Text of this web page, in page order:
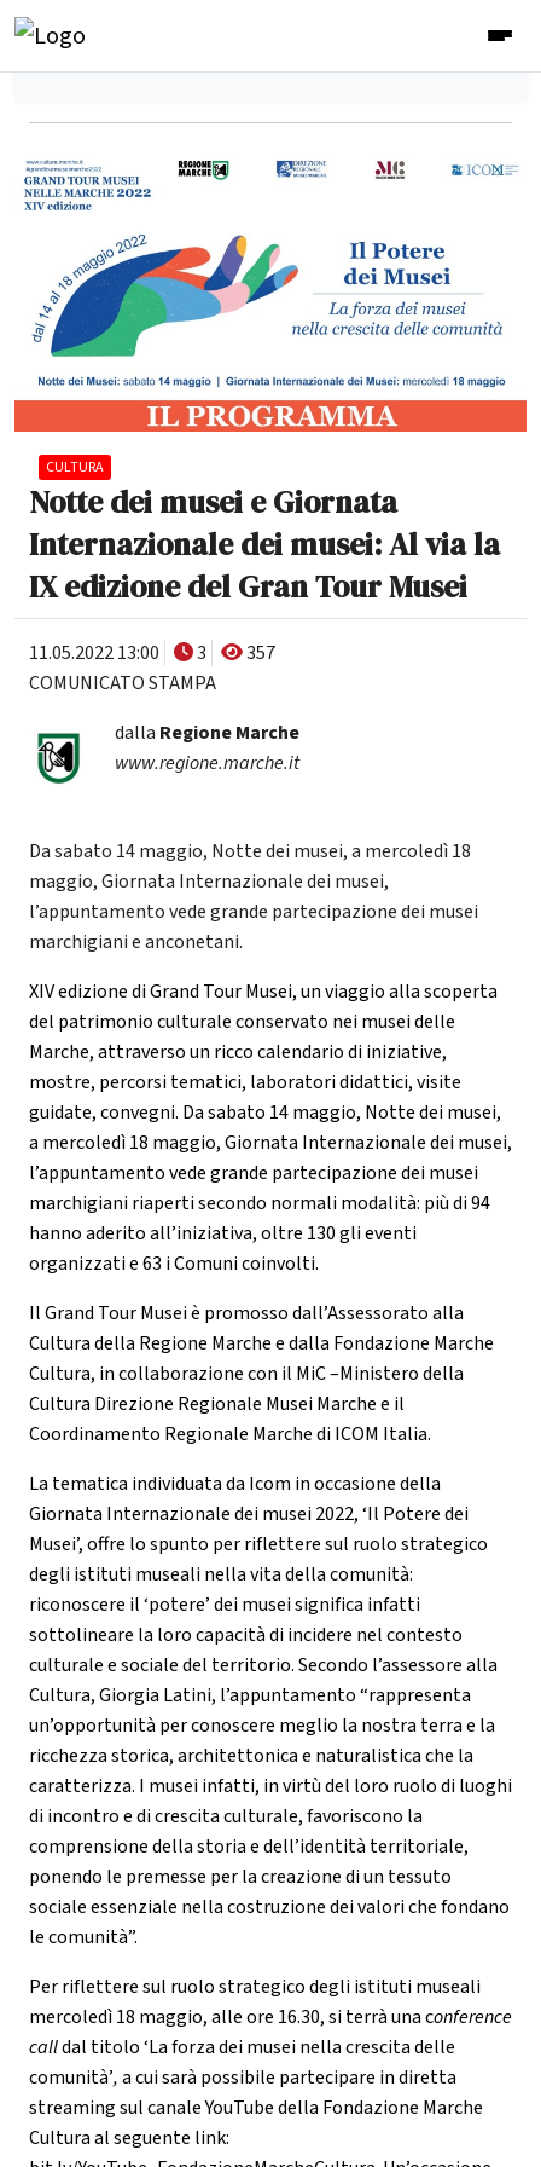
CULTURA
Notte dei musei e Giornata
Internazionale dei musei: Al via la
IX edizione del Gran Tour Musei
11.05.2022 13:00 3
357
COMUNICATO STAMPA
dalla Regione Marche
www.regione.marche.it
Da sabato 14 maggio, Notte dei musei, a mercoledì 18
maggio, Giornata Internazionale dei musei,
l’appuntamento vede grande partecipazione dei musei
marchigiani e anconetani.
XIV edizione di Grand Tour Musei, un viaggio alla scoperta
del patrimonio culturale conservato nei musei delle
Marche, attraverso un ricco calendario di iniziative,
mostre, percorsi tematici, laboratori didattici, visite
guidate, convegni. Da sabato 14 maggio, Notte dei musei,
a mercoledì 18 maggio, Giornata Internazionale dei musei,
l’appuntamento vede grande partecipazione dei musei
marchigiani riaperti secondo normali modalità: più di 94
hanno aderito all’iniziativa, oltre 130 gli eventi
organizzati e 63 i Comuni coinvolti.
Il Grand Tour Musei è promosso dall’Assessorato alla
Cultura della Regione Marche e dalla Fondazione Marche
Cultura, in collaborazione con il MiC –Ministero della
Cultura Direzione Regionale Musei Marche e il
Coordinamento Regionale Marche di ICOM Italia.
La tematica individuata da Icom in occasione della
Giornata Internazionale dei musei 2022, ‘Il Potere dei
Musei’, offre lo spunto per riflettere sul ruolo strategico
degli istituti museali nella vita della comunità:
riconoscere il ‘potere’ dei musei significa infatti
sottolineare la loro capacità di incidere nel contesto
culturale e sociale del territorio. Secondo l’assessore alla
Cultura, Giorgia Latini, l’appuntamento “rappresenta
un’opportunità per conoscere meglio la nostra terra e la
ricchezza storica, architettonica e naturalistica che la
caratterizza. I musei infatti, in virtù del loro ruolo di luoghi
di incontro e di crescita culturale, favoriscono la
comprensione della storia e dell’identità territoriale,
ponendo le premesse per la creazione di un tessuto
sociale essenziale nella costruzione dei valori che fondano
le comunità”.
Per riflettere sul ruolo strategico degli istituti museali
mercoledì 18 maggio, alle ore 16.30, si terrà una conference
calldal titolo ‘La forza dei musei nella crescita delle
comunità’,a cuisarà possibile partecipare in diretta
streaming sul canale YouTube della Fondazione Marche
Cultura al seguente link: